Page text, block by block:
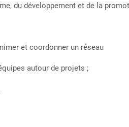
du développement et de la
et coordonner un réseau
autour de projets ;